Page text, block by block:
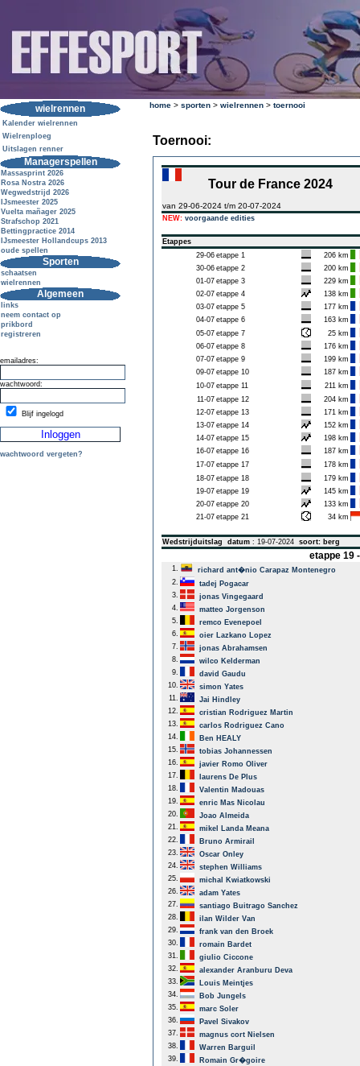
wielrennen
Kalender wielrennen
Wielrenploeg
Uitslagen renner
Managerspellen
Massasprint 2026
Rosa Nostra 2026
Wegwedstrijd 2026
IJsmeester 2025
Vuelta mañager 2025
Strafschop 2021
Bettingpractice 2014
IJsmeester Hollandcups 2013
oude spellen
Sporten
schaatsen
wielrennen
Algemeen
links
neem contact op
prikbord
registreren
emailadres:
wachtwoord:
Blijf ingelogd
wachtwoord vergeten?
home > sporten > wielrennen > toernooi
Toernooi:
Tour de France 2024
van 29-06-2024 t/m 20-07-2024
NEW: voorgaande edities
Etappes
29-06 etappe 1
206 km
30-06 etappe 2
200 km
01-07 etappe 3
229 km
02-07 etappe 4
138 km
03-07 etappe 5
177 km
04-07 etappe 6
163 km
05-07 etappe 7
25 km
06-07 etappe 8
176 km
07-07 etappe 9
199 km
09-07 etappe 10
187 km
10-07 etappe 11
211 km
11-07 etappe 12
204 km
12-07 etappe 13
171 km
13-07 etappe 14
152 km
14-07 etappe 15
198 km
16-07 etappe 16
187 km
17-07 etappe 17
178 km
18-07 etappe 18
179 km
19-07 etappe 19
145 km
20-07 etappe 20
133 km
21-07 etappe 21 34 km
Wedstrijduitslag datum : 19-07-2024 soort: berg
etappe 19
1.
richard ant�nio Carapaz Montenegro
2.
tadej Pogacar
3.
jonas Vingegaard
4.
matteo Jorgenson
5.
remco Evenepoel
6.
oier Lazkano Lopez
7.
jonas Abrahamsen
8.
wilco Kelderman
9.
david Gaudu
10.
simon Yates
11.
Jai Hindley
12.
cristian Rodriguez Martin
13.
carlos Rodriguez Cano
14.
Ben HEALY
15.
tobias Johannessen
16.
javier Romo Oliver
17.
laurens De Plus
18.
Valentin Madouas
19.
enric Mas Nicolau
20.
Joao Almeida
21.
mikel Landa Meana
22.
Bruno Armirail
23.
Oscar Onley
24.
stephen Williams
25.
michal Kwiatkowski
26.
adam Yates
27.
santiago Buitrago Sanchez
28.
ilan Wilder Van
29.
frank van den Broek
30.
romain Bardet
31.
giulio Ciccone
32.
alexander Aranburu Deva
33.
Louis Meintjes
34.
Bob Jungels
35.
marc Soler
36.
Pavel Sivakov
37.
magnus cort Nielsen
38.
Warren Barguil
39.
Romain Gr�goire